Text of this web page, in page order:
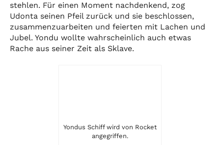
stehlen. Für einen Moment nachdenkend, zog
Udonta seinen Pfeil zurück und sie beschlossen,
zusammenzuarbeiten und feierten mit Lachen und
Jubel. Yondu wollte wahrscheinlich auch etwas
Rache aus seiner Zeit als Sklave.
Yondus Schiff wird von Rocket
angegriffen.